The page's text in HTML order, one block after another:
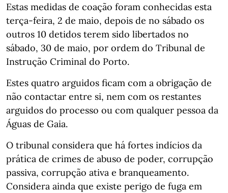
Estas medidas de coação foram conhecidas esta
terça-feira, 2 de maio, depois de no sábado os
outros 10 detidos terem sido libertados no
sábado, 30 de maio, por ordem do Tribunal de
Instrução Criminal do Porto.
Estes quatro arguidos ficam com a obrigação de
não contactar entre si, nem com os restantes
arguidos do processo ou com qualquer pessoa da
Águas de Gaia.
O tribunal considera que há fortes indícios da
prática de crimes de abuso de poder, corrupção
passiva, corrupção ativa e branqueamento.
Considera ainda que existe perigo de fuga em